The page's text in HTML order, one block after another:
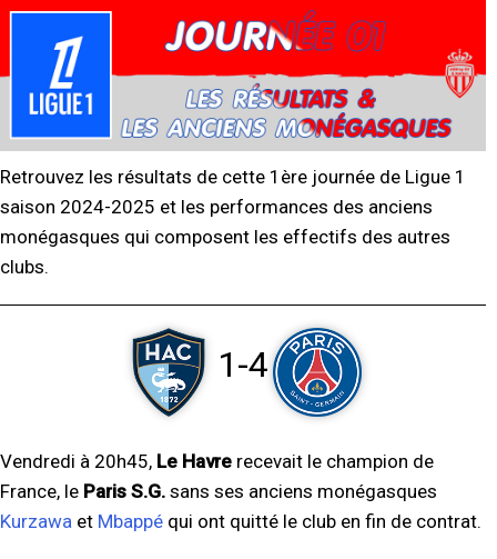
Retrouvez les résultats de cette 1ère journée de Ligue 1
saison 2024-2025 et les performances des anciens
monégasques qui composent les effectifs des autres
clubs.
1-4
Vendredi à 20h45, Le Havre recevait le champion de
France, le Paris S.G. sans ses anciens monégasques
Kurzawa et Mbappé qui ont quitté le club en fin de contrat.